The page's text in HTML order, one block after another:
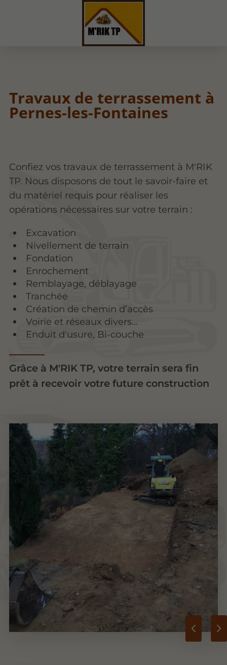
Travaux de terrassement à
Pernes-les-Fontaines
Confiez vos travaux de terrassement à M'RIK
TP. Nous disposons de tout le savoir-faire et
du matériel requis pour réaliser les
opérations nécessaires sur votre terrain :
Excavation
Nivellement de terrain
Fondation
Enrochement
Remblayage, déblayage
Tranchée
Création de chemin d’accès
Voirie et réseaux divers...
Enduit d'usure, Bi-couche
Grâce à M'RIK TP, votre terrain sera fin
prêt à recevoir votre future construction